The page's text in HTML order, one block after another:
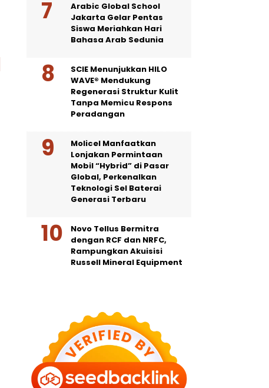
Arabic Global School
Jakarta Gelar Pentas
Siswa Meriahkan Hari
Bahasa Arab Sedunia
SCIE Menunjukkan HILO
WAVE® Mendukung
Regenerasi Struktur Kulit
Tanpa Memicu Respons
Peradangan
Molicel Manfaatkan
Lonjakan Permintaan
Mobil “Hybrid” di Pasar
Global, Perkenalkan
Teknologi Sel Baterai
Generasi Terbaru
Novo Tellus Bermitra
dengan RCF dan NRFC,
Rampungkan Akuisisi
Russell Mineral Equipment